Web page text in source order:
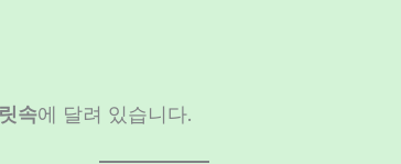
속에 달려 있습니다.